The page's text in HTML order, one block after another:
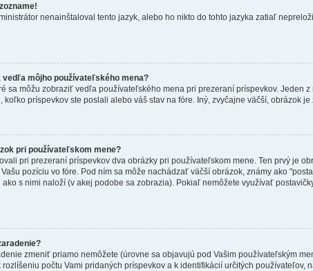
nenainštaloval tento jazyk, alebo ho nikto do tohto jazyka zatiaľ
vedľa môjho používateľského mena?
sa môžu zobraziť vedľa používateľského mena pri prezeraní príspevkov.
koľko príspevkov ste poslali alebo váš stav na fóre. Iný, zvyčajne väčší, obrázok
pri používateľskom mene?
pri prezeraní príspevkov dva obrázky pri používateľskom mene. Ten prvý je
pozíciu vo fóre. Pod ním sa môže nachádzať väčší obrázok, známy ako
s nimi naloží (v akej podobe sa zobrazia). Pokiaľ nemôžete využívať
zmeniť priamo nemôžete (úrovne sa objavujú pod Vašim používateľským
rozlíšeniu počtu Vami pridaných príspevkov a k identifikácií určitých